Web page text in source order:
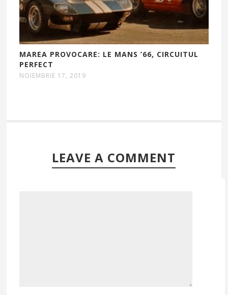
MAREA PROVOCARE: LE MANS ’66, CIRCUITUL
PERFECT
NOIEMBRIE 17, 2019
LEAVE A COMMENT